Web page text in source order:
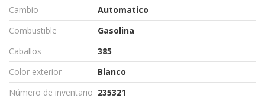
Cambio
Automatico
Combustible
Gasolina
Caballos
385
Color exterior
Blanco
Número de inventario 235321